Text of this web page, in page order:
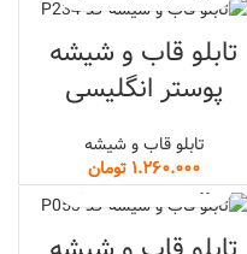
تابلو قاب و شیشه
پوستر انگلیسی
تابلو قاب و شیشه
تومان